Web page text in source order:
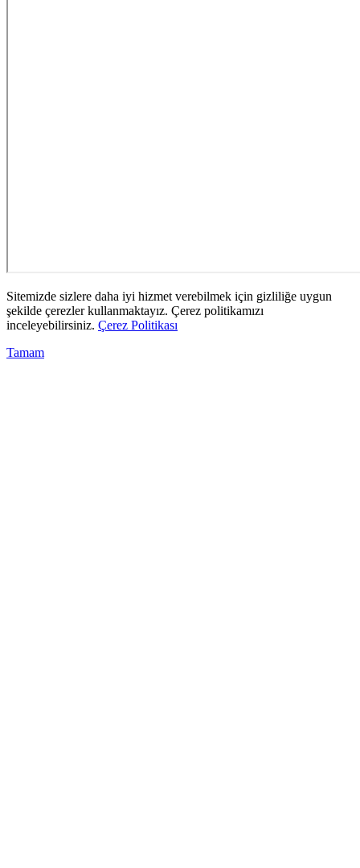
Sitemizde sizlere daha iyi hizmet verebilmek için gizliliğe uygun
şekilde çerezler kullanmaktayız. Çerez politikamızı
inceleyebilirsiniz. Çerez Politikası
Tamam